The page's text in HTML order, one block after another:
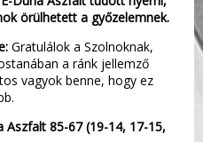
örülhetett a győzelemnek.
Gratulálok a Szolnoknak,
a ránk jellemző
vagyok benne, hogy ez
Aszfalt 85-67 (19-14, 17-15,